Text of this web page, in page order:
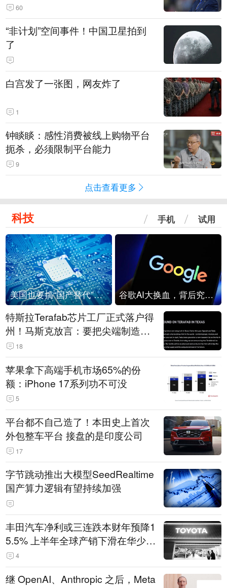
60
“非计划”空间事件！中国卫星拍到
了
白宫发了一张图，网友炸了
1
钟睒睒：感性消费被线上购物平台
扼杀，必须限制平台能力
9
点击查看更多
科技 手机 试用
美国也要搞“国产替代”？先算清三笔账 谷歌AI大换血，背后究竟发生了什么？
特斯拉Terafab芯片工厂正式落户得
州！马斯克放言：要把尖端制造带
回美国
18
苹果拿下高端手机市场65%的份
额：iPhone 17系列功不可没
5
平台都不自己造了！本田史上首次
外包整车平台 接盘的是印度公司
17
字节跳动推出大模型SeedRealtime
国产算力逻辑有望持续加强
丰田汽车净利或三连跌本财年预降1
5.5% 上半年全球产销下滑在华少卖
14.3万辆
4
继 OpenAI、Anthropic 之后，Meta